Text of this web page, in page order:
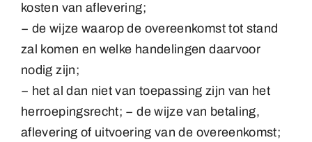
kosten van aflevering;
− de wijze waarop de overeenkomst tot stand
zal komen en welke handelingen daarvoor
nodig zijn;
− het al dan niet van toepassing zijn van het
herroepingsrecht; − de wijze van betaling,
aflevering of uitvoering van de overeenkomst;